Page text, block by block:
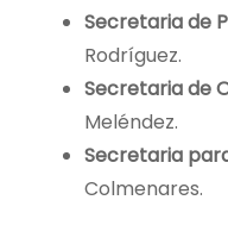
Secretaria de
Rodríguez.
Secretaria de
Meléndez.
Secretaria
Colmenares.